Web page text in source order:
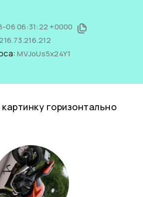
06 06:31:22 +0000
MVJoUs5x24Y1
горизонтально